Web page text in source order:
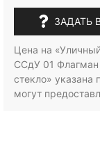
ЗАДАТЬ
Цена на
ССдУ 01 Флагман
стекло» указана
могут